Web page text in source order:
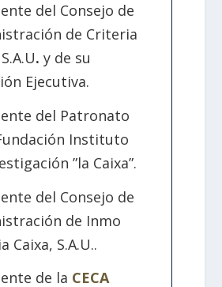
del Consejo de
de Criteria
. y de su
Ejecutiva.
del Patronato
Instituto
”la Caixa”.
del Consejo de
de Inmo
Caixa, S.A.U..
de la CECA